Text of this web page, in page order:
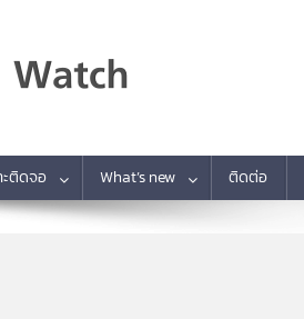
ะติดจอ What’s new ติดต่อ